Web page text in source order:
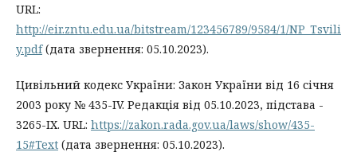
URL:
http://eir.zntu.edu.ua/bitstream/123456789/9584/1/NP_Tsvili
y.pdf(дата звернення: 05.10.2023).
Цивільний кодекс України: Закон України від 16 січня
2003 року № 435-IV. Редакція від 05.10.2023, підстава -
3265-IX. URL: https://zakon.rada.gov.ua/laws/show/435-
15#Text (дата звернення: 05.10.2023).